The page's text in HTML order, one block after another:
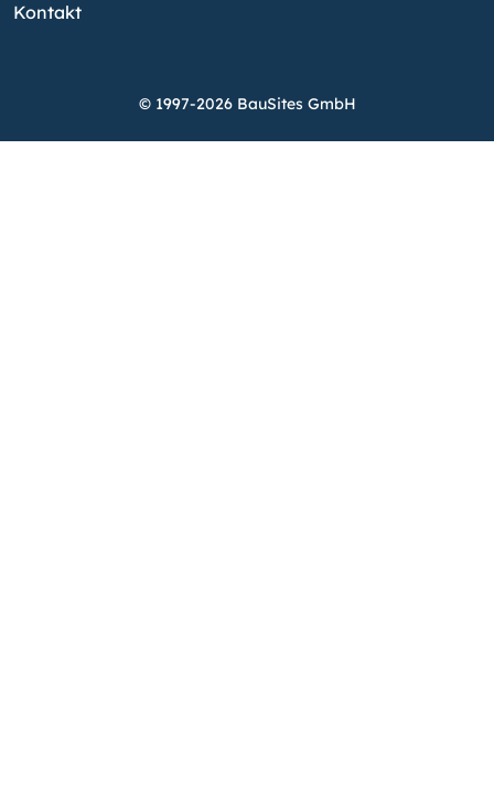
Kontakt
© 1997-2026 BauSites GmbH